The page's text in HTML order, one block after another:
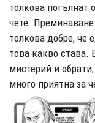
толкова погълнат
чете.
толкова добре, че
това какво става.
мистерий и
много приятна за